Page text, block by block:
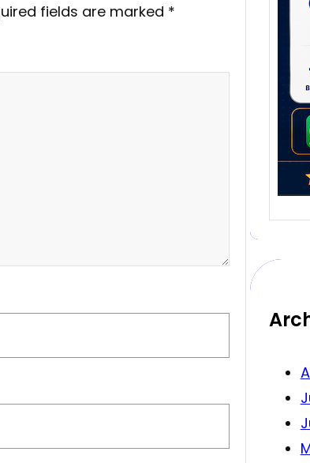
fields are marked *